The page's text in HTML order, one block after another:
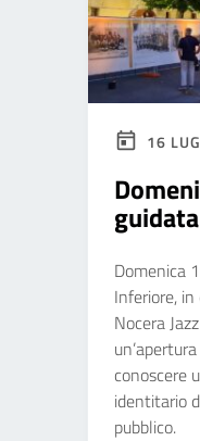
16
Domenica
Inferiore,
Nocera
conoscere
identitario
pubblico.